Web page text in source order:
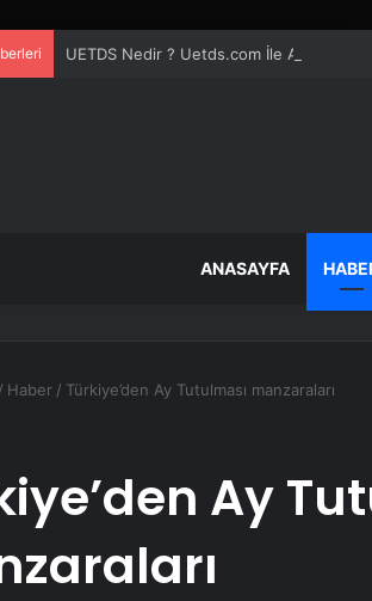
UETDS Nedir ? Uetds.com İle Akıllı Dijital
ANASAYFA
/ Haber / Türkiye’den Ay Tutulması manzaraları
Ay